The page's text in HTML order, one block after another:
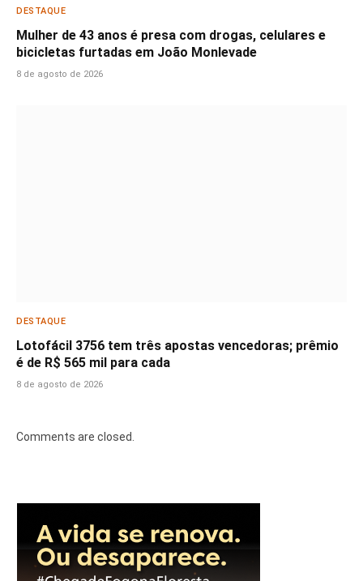
DESTAQUE
Mulher de 43 anos é presa com drogas, celulares e
bicicletas furtadas em João Monlevade
8 de agosto de 2026
DESTAQUE
Lotofácil 3756 tem três apostas vencedoras; prêmio
é de R$ 565 mil para cada
8 de agosto de 2026
Comments are closed.